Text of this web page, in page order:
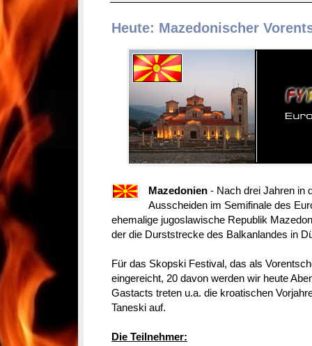
Heute: Mazedonischer
Mazedonien - Nach drei Jahren in
Ausscheiden im Semifinale des
ehemalige jugoslawische Republik
der die Durststrecke des Balkanlandes in
Für das Skopski Festival, das als
eingereicht, 20 davon werden wir heute
Gastacts treten u.a. die kroatischen
Taneski auf.
Die Teilnehmer: